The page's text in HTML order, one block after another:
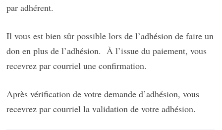
par adhérent.
Il vous est bien sûr possible lors de l’adhésion de faire un
don en plus de l’adhésion. À l’issue du paiement, vous
recevrez par courriel une confirmation.
Après vérification de votre demande d’adhésion, vous
recevrez par courriel la validation de votre adhésion.